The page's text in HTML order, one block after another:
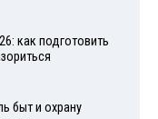
как подготовить
быт и охрану